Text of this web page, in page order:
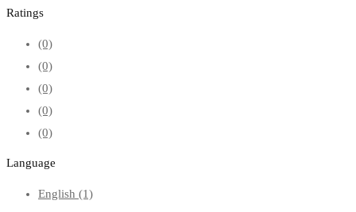
Ratings
(0)
(0)
(0)
(0)
(0)
Language
English (1)